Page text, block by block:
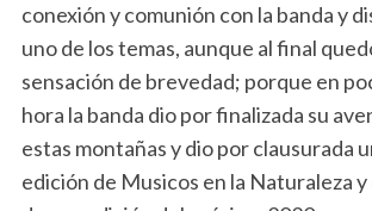
conexión y comunión con la banda y
uno de los temas, aunque al final
sensación de brevedad; porque en
hora la banda dio por finalizada su
estas montañas y dio por clausurada
edición de Musicos en la Naturaleza y